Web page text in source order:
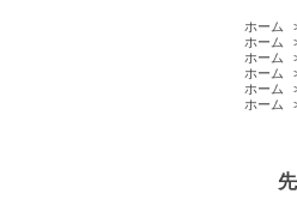
ホーム
ホーム
ホーム
ホーム
ホーム
ホーム